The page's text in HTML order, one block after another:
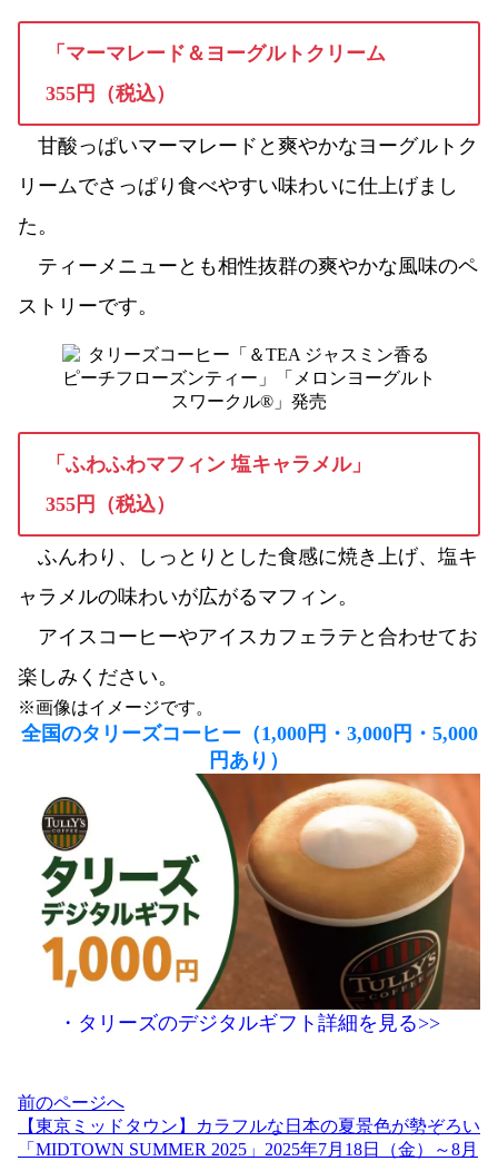
「マーマレード＆ヨーグルトクリーム
355円（税込）
甘酸っぱいマーマレードと爽やかなヨーグルトク
リームでさっぱり食べやすい味わいに仕上げまし
た。
ティーメニューとも相性抜群の爽やかな風味のペ
ストリーです。
「ふわふわマフィン 塩キャラメル」
355円（税込）
ふんわり、しっとりとした食感に焼き上げ、塩キ
ャラメルの味わいが広がるマフィン。
アイスコーヒーやアイスカフェラテと合わせてお
楽しみください。
※画像はイメージです。
全国のタリーズコーヒー（1,000円・3,000円・5,000
円あり）
・タリーズのデジタルギフト詳細を見る>>
投
稿
ナ
前のページへ
【東京ミッドタウン】カラフルな日本の夏景色が勢ぞろい
「MIDTOWN SUMMER 2025」2025年7月18日（金）～8月